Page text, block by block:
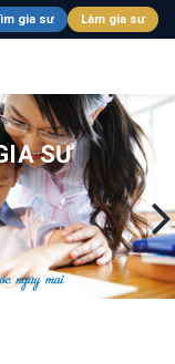
gia sư Làm gia sư
gia sư